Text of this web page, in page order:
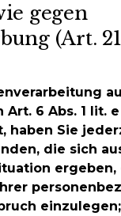
gegen
(Art. 21
Art. 6 Abs. 1 lit.
haben Sie
die sich